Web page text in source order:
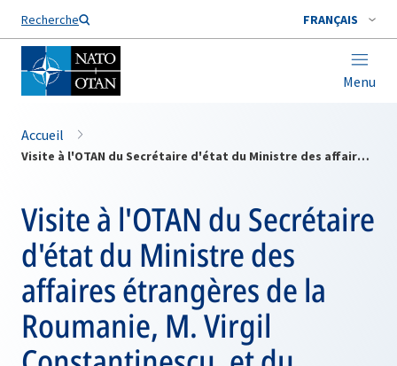
Recherche FRANÇAIS
Menu
Nom de famille*
Accueil
Visite à l'OTAN du Secrétaire d'état du Ministre des affaires étrangères de la Roumanie, M. Virgil Constantinescu, et du Secrétaire d'état du ministère de la défense, M. Ioan Mircea Pascu, le mercredi 14 septembre 1994
Visite à l'OTAN du Secrétaire
d'état du Ministre des
affaires étrangères de la
Roumanie, M. Virgil